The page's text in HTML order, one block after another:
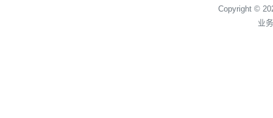
Copyright ©
业